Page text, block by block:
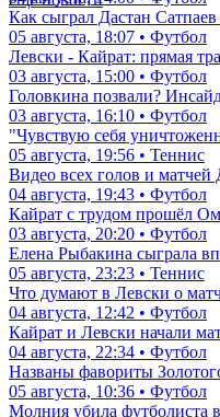
Как сыграл Дастан
05 августа, 18:07 • Футбол
Левски - Кайрат: прямая
03 августа, 15:00 • Футбол
Головкина позвали?
03 августа, 16:10 • Футбол
"Чувствую себя
05 августа, 19:56 • Теннис
Видео всех голов и матчей
04 августа, 19:43 • Футбол
Кайрат с трудом прошёл
03 августа, 20:20 • Футбол
Елена Рыбакина сыграла
05 августа, 23:23 • Теннис
Что думают в Левски о
04 августа, 12:42 • Футбол
Кайрат и Левски начали
04 августа, 22:34 • Футбол
Названы фавориты
05 августа, 10:36 • Футбол
Молния убила футболиста